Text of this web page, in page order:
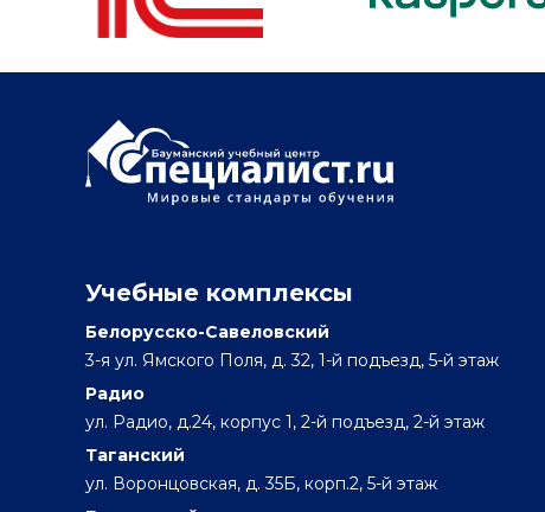
Учебные комплексы
Белорусско-Савеловский
3-я ул. Ямского Поля, д. 32, 1-й подъезд, 5-й этаж
Радио
ул. Радио, д.24, корпус 1, 2-й подъезд, 2-й этаж
Таганский
ул. Воронцовская, д. 35Б, корп.2, 5-й этаж